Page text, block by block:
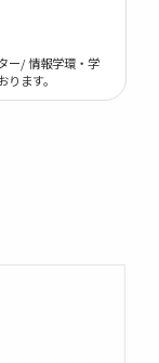
ー/ 情報学環・学
ます。